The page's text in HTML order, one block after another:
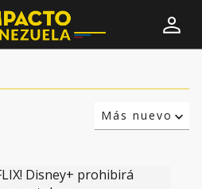
Más nuevo